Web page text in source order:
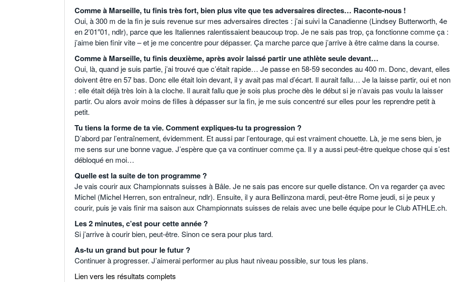
Comme à Marseille, tu finis très fort, bien plus vite que tes adversaires directes… Raconte-nous !
Oui, à 300 m de la fin je suis revenue sur mes adversaires directes : j’ai suivi la Canadienne (Lindsey Butterworth, 4e
en 2’01″01, ndlr), parce que les Italiennes ralentissaient beaucoup trop. Je ne sais pas trop, ça fonctionne comme ça :
j’aime bien finir vite – et je me concentre pour dépasser. Ça marche parce que j’arrive à être calme dans la course.
Comme à Marseille, tu finis deuxième, après avoir laissé partir une athlète seule devant…
Oui, là, quand je suis partie, j’ai trouvé que c’était rapide… Je passe en 58-59 secondes au 400 m. Donc, devant, elles
doivent être en 57 bas. Donc elle était loin devant, il y avait pas mal d’écart. Il aurait fallu… Je la laisse partir, oui et non
: elle était déjà très loin à la cloche. Il aurait fallu que je sois plus proche dès le début si je n’avais pas voulu la laisser
partir. Ou alors avoir moins de filles à dépasser sur la fin, je me suis concentré sur elles pour les reprendre petit à
petit.
Tu tiens la forme de ta vie. Comment expliques-tu ta progression ?
D’abord par l’entraînement, évidemment. Et aussi par l’entourage, qui est vraiment chouette. Là, je me sens bien, je
me sens sur une bonne vague. J’espère que ça va continuer comme ça. Il y a aussi peut-être quelque chose qui s’est
débloqué en moi…
Quelle est la suite de ton programme ?
Je vais courir aux Championnats suisses à Bâle. Je ne sais pas encore sur quelle distance. On va regarder ça avec
Michel (Michel Herren, son entraîneur, ndlr). Ensuite, il y aura Bellinzona mardi, peut-être Rome jeudi, si je peux y
courir, puis je vais finir ma saison aux Championnats suisses de relais avec une belle équipe pour le Club ATHLE.ch.
Les 2 minutes, c’est pour cette année ?
Si j’arrive à courir bien, peut-être. Sinon ce sera pour plus tard.
As-tu un grand but pour le futur ?
Continuer à progresser. J’aimerai performer au plus haut niveau possible, sur tous les plans.
Lien vers les résultats complets